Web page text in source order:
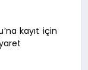
kayıt için